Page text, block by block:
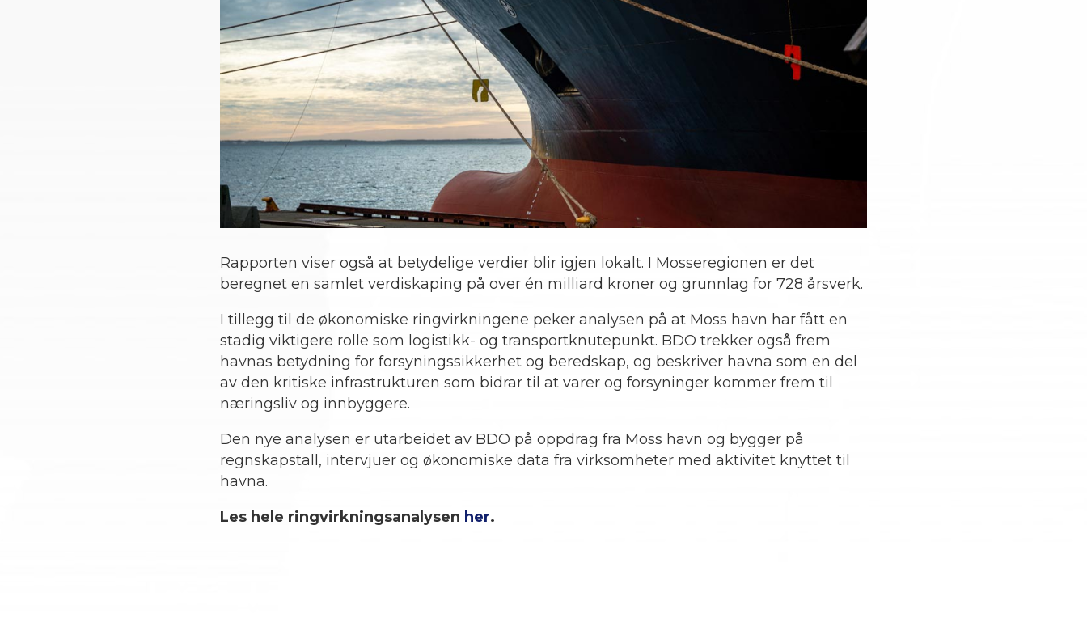
Rapporten viser også at betydelige verdier blir igjen lokalt. I Mosseregionen er det
beregnet en samlet verdiskaping på over én milliard kroner og grunnlag for 728 årsverk.
I tillegg til de økonomiske ringvirkningene peker analysen på at Moss havn har fått en
stadig viktigere rolle som logistikk- og transportknutepunkt. BDO trekker også frem
havnas betydning for forsyningssikkerhet og beredskap, og beskriver havna som en del
av den kritiske infrastrukturen som bidrar til at varer og forsyninger kommer frem til
næringsliv og innbyggere.
Den nye analysen er utarbeidet av BDO på oppdrag fra Moss havn og bygger på
regnskapstall, intervjuer og økonomiske data fra virksomheter med aktivitet knyttet til
havna.
Les hele ringvirkningsanalysen her.